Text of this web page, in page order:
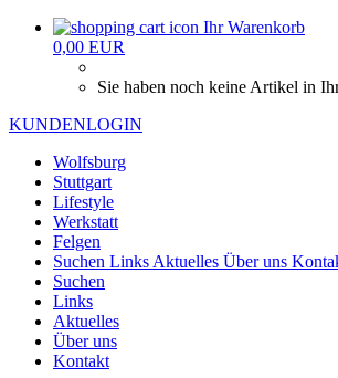
Ihr Warenkorb
0,00 EUR
Sie haben noch keine Artikel in
KUNDENLOGIN
Wolfsburg
Stuttgart
Lifestyle
Werkstatt
Felgen
Suchen Links Aktuelles Über uns
Suchen
Links
Aktuelles
Über uns
Kontakt